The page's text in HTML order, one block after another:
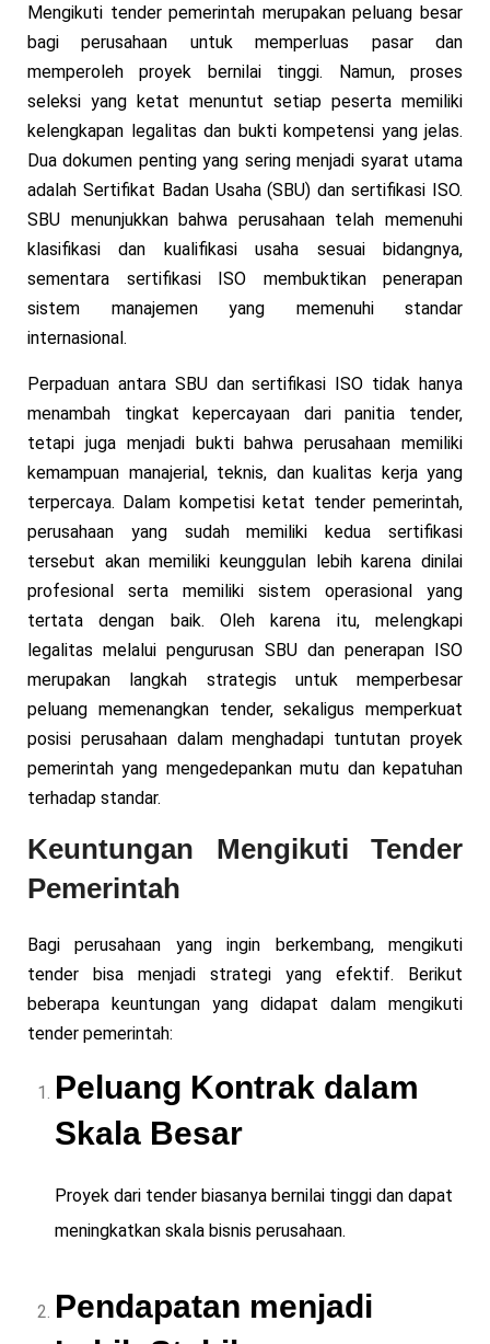
Mengikuti tender pemerintah merupakan peluang besar
bagi perusahaan untuk memperluas pasar dan
memperoleh proyek bernilai tinggi. Namun, proses
seleksi yang ketat menuntut setiap peserta memiliki
kelengkapan legalitas dan bukti kompetensi yang jelas.
Dua dokumen penting yang sering menjadi syarat utama
adalah Sertifikat Badan Usaha (SBU) dan sertifikasi ISO.
SBU menunjukkan bahwa perusahaan telah memenuhi
klasifikasi dan kualifikasi usaha sesuai bidangnya,
sementara sertifikasi ISO membuktikan penerapan
sistem manajemen yang memenuhi standar
internasional.
Perpaduan antara SBU dan sertifikasi ISO tidak hanya
menambah tingkat kepercayaan dari panitia tender,
tetapi juga menjadi bukti bahwa perusahaan memiliki
kemampuan manajerial, teknis, dan kualitas kerja yang
terpercaya. Dalam kompetisi ketat tender pemerintah,
perusahaan yang sudah memiliki kedua sertifikasi
tersebut akan memiliki keunggulan lebih karena dinilai
profesional serta memiliki sistem operasional yang
tertata dengan baik. Oleh karena itu, melengkapi
legalitas melalui pengurusan SBU dan penerapan ISO
merupakan langkah strategis untuk memperbesar
peluang memenangkan tender, sekaligus memperkuat
posisi perusahaan dalam menghadapi tuntutan proyek
pemerintah yang mengedepankan mutu dan kepatuhan
terhadap standar.
Keuntungan Mengikuti Tender
Pemerintah
Bagi perusahaan yang ingin berkembang, mengikuti
tender bisa menjadi strategi yang efektif. Berikut
beberapa keuntungan yang didapat dalam mengikuti
tender pemerintah:
Peluang Kontrak dalam
Skala Besar
Proyek dari tender biasanya bernilai tinggi dan dapat
meningkatkan skala bisnis perusahaan.
Pendapatan menjadi